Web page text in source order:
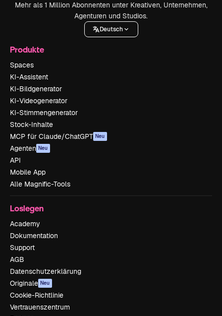
Mehr als 1 Million Abonnenten unter Kreativen, Unternehmen,
Agenturen und Studios.
Deutsch
Produkte
Spaces
KI-Assistent
KI-Bildgenerator
KI-Videogenerator
KI-Stimmengenerator
Stock-Inhalte
MCP für Claude/ChatGPT Neu
Agenten Neu
API
Mobile App
Alle Magnific-Tools
Loslegen
Academy
Dokumentation
Support
AGB
Datenschutzerklärung
Originale Neu
Cookie-Richtlinie
Vertrauenszentrum